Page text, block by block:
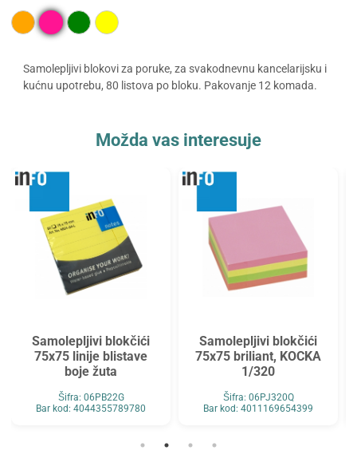
Samolepljivi blokovi za poruke, za svakodnevnu kancelarijsku i
kućnu upotrebu, 80 listova po bloku. Pakovanje 12 komada.
Možda vas interesuje
Samolepljivi blokčići
75x75 linije blistave
boje žuta
Šifra: 06PB22G
Bar kod: 4044355789780
Samolepljivi blokčići
75x75 briliant, KOCKA
1/320
Šifra: 06PJ320Q
Bar kod: 4011169654399